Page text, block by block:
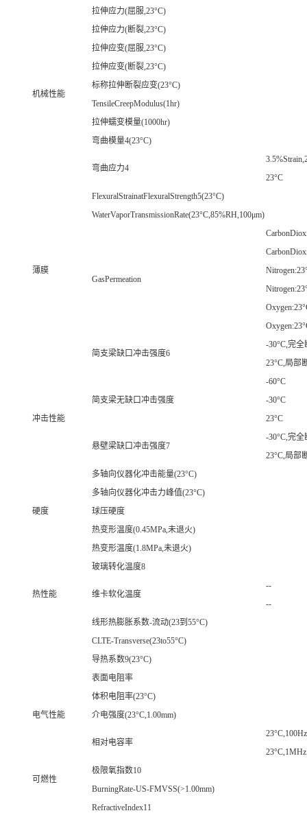
机械性能
拉伸应力(屈服,23°C)
拉伸应力(断裂,23°C)
拉伸应变(屈服,23°C)
拉伸应变(断裂,23°C)
标称拉伸断裂应变(23°C)
TensileCreepModulus(1hr)
拉伸蠕变模量(1000hr)
弯曲模量4(23°C)
弯曲应力4
23°C
FlexuralStrainatFlexuralStrength5(23°C)
薄膜
WaterVaporTransmissionRate(23°C,85%RH,100μm)
GasPermeation
冲击性能
简支梁缺口冲击强度6
-30°C,完全
23°C,局部
简支梁无缺口冲击强度
-60°C
-30°C
23°C
悬壁梁缺口冲击强度7
-30°C,完全
23°C,局部
多轴向仪器化冲击能量(23°C)
多轴向仪器化冲击力峰值(23°C)
硬度
球压硬度
热性能
热变形温度(0.45MPa,未退火)
热变形温度(1.8MPa,未退火)
玻璃转化温度8
维卡软化温度
--
--
线形热膨胀系数-流动(23到55°C)
CLTE-Transverse(23to55°C)
导热系数9(23°C)
电气性能
表面电阻率
体积电阻率(23°C)
介电强度(23°C,1.00mm)
相对电容率
23°C,100Hz
23°C,1MHz
可燃性
极限氧指数10
BurningRate-US-FMVSS(>1.00mm)
RefractiveIndex11